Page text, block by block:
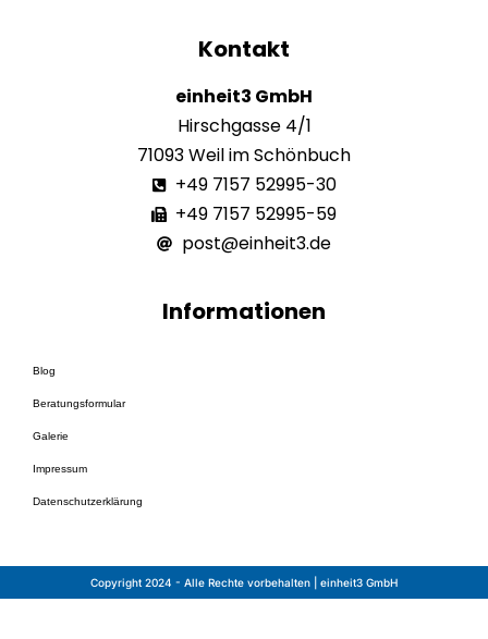
Kontakt
einheit3 GmbH
Hirschgasse 4/1
71093 Weil im Schönbuch
+49 7157 52995-30
+49 7157 52995-59
post@einheit3.de
Informationen
Blog
Beratungsformular
Galerie
Impressum
Datenschutzerklärung
Copyright 2024 - Alle Rechte vorbehalten | einheit3 GmbH
src="https://embed.converttab.io/tab/